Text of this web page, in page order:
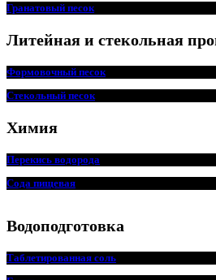
Гранатовый песок
Литейная и стекольная
Формовочный песок
Стекольный песок
Химия
Перекись водорода
Сода пищевая
Водоподготовка
Таблетированная соль